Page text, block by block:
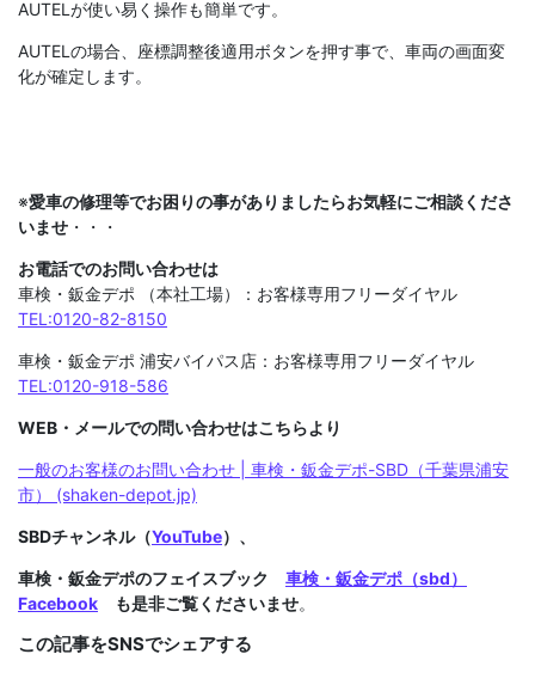
AUTELが使い易く操作も簡単です。
AUTELの場合、座標調整後適用ボタンを押す事で、車両の画面変
化が確定します。
※愛車の修理等でお困りの事がありましたらお気軽にご相談くださ
いませ ・・・
お電話でのお問い合わせは
車検・鈑金デポ （本社工場）：お客様専用フリーダイヤル
TEL:0120-82-8150
車検・鈑金デポ 浦安バイパス店：お客様専用フリーダイヤル
TEL:0120-918-586
WEB・メールでの問い合わせはこちらより
一般のお客様のお問い合わせ | 車検・鈑金デポ-SBD（千葉県浦安
市） (shaken-depot.jp)
SBDチャンネル（YouTube）、
車検・鈑金デポのフェイスブック 車検・鈑金デポ（sbd）
Facebook も是非ご覧くださいませ。
この記事をSNSでシェアする